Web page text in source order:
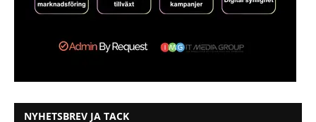
NYHETSBREV JA TACK